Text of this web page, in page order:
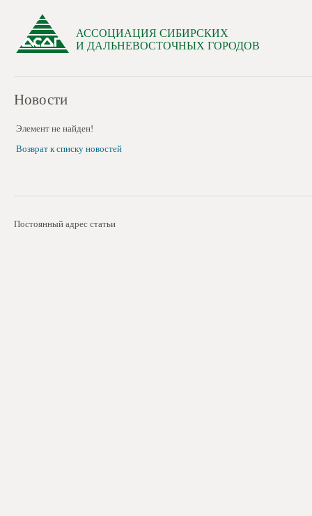
АССОЦИАЦИЯ СИБИРСКИХ
И ДАЛЬНЕВОСТОЧНЫХ ГОРОДОВ
Новости
Элемент не найден!
Возврат к списку новостей
Постоянный адрес статьи